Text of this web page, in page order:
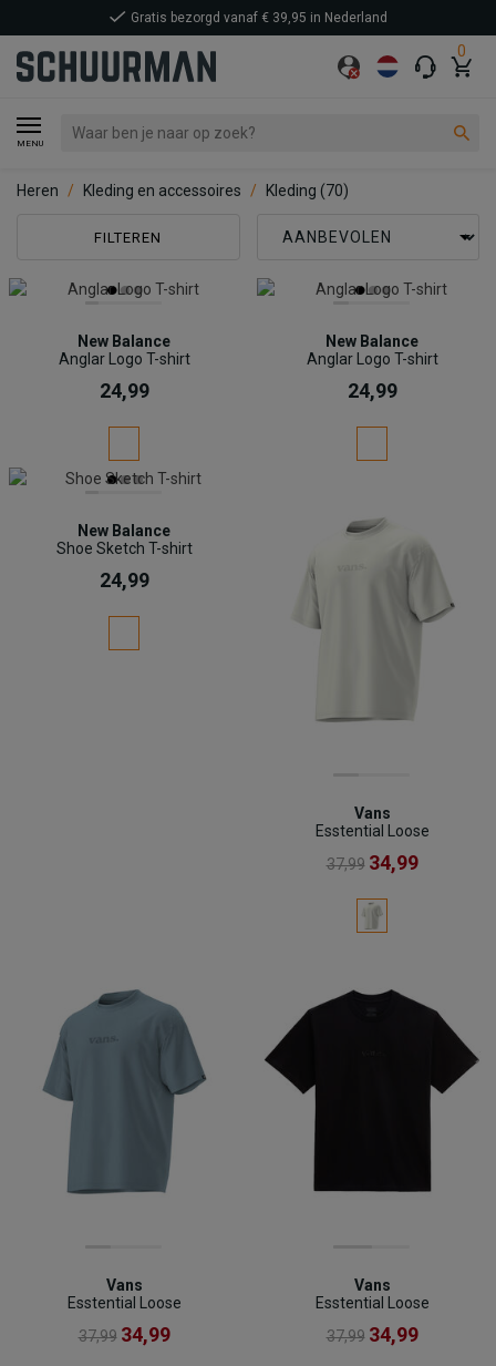
0
MENU
Gratis bezorgd vanaf € 39,95 in Nederland
Heren Kleding en accessoires Kleding (70)
FILTEREN
New Balance
Anglar Logo T-shirt
24,99
New Balance
Anglar Logo T-shirt
24,99
New Balance
Shoe Sketch T-shirt
24,99
Vans
Esstential Loose
37,99 34,99
Vans
Esstential Loose
37,99 34,99
Vans
Esstential Loose
37,99 34,99